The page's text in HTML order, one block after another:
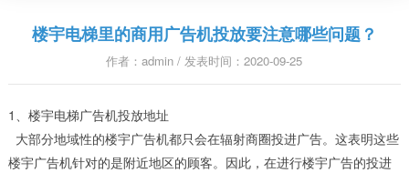
楼宇电梯里的商用广告机投放要注意哪些问题？
作者：admin / 发表时间：2020-09-25
1、楼宇电梯广告机投放地址
大部分地域性的楼宇广告机都只会在辐射商圈投进广告。这表明这些
楼宇广告机针对的是附近地区的顾客。因此，在进行楼宇广告的投进